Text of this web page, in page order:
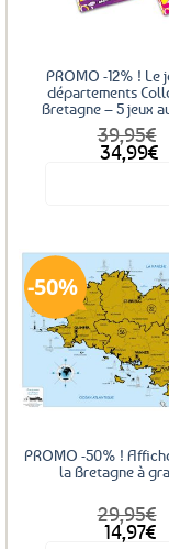
PROMO -12% ! Le
départements
Bretagne – 5 jeux
39,95€
34,99€
plusieurs
variations.
Les
options
peuvent
être
sur
50%
PROMO -50% !
la Bretagne à
29,95€
Le
14,97€
Le